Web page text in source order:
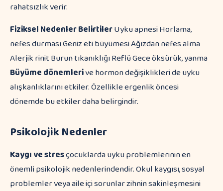
rahatsızlık verir.
Fiziksel NedenlerBelirtilerUyku apnesi Horlama,
nefes durması Geniz eti büyümesi Ağızdan nefes alma
Alerjik rinit Burun tıkanıklığı Reflü Gece öksürük, yanma
Büyüme dönemlerive hormon değişiklikleri de uyku
alışkanlıklarını etkiler. Özellikle ergenlik öncesi
dönemde bu etkiler daha belirgindir.
Psikolojik Nedenler
Kaygı ve stresçocuklarda uyku problemlerinin en
önemli psikolojik nedenlerindendir. Okul kaygısı, sosyal
problemler veya aile içi sorunlar zihnin sakinleşmesini